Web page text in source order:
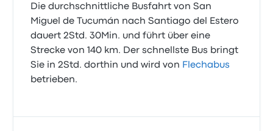
Die durchschnittliche Busfahrt von San
Miguel de Tucumán nach Santiago del Estero
dauert 2Std. 30Min. und führt über eine
Strecke von 140 km. Der schnellste Bus bringt
Sie in 2Std. dorthin und wird von Flechabus
betrieben.